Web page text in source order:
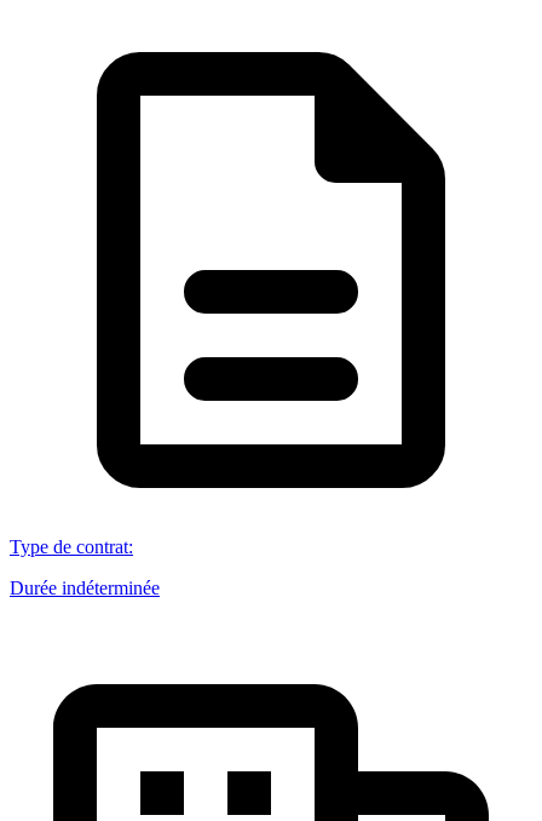
Type de contrat:
Durée indéterminée